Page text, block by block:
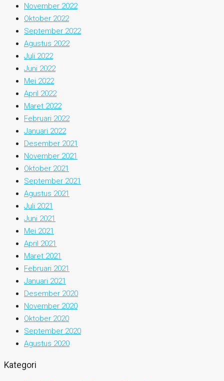
November 2022
Oktober 2022
September 2022
Agustus 2022
Juli 2022
Juni 2022
Mei 2022
April 2022
Maret 2022
Februari 2022
Januari 2022
Desember 2021
November 2021
Oktober 2021
September 2021
Agustus 2021
Juli 2021
Juni 2021
Mei 2021
April 2021
Maret 2021
Februari 2021
Januari 2021
Desember 2020
November 2020
Oktober 2020
September 2020
Agustus 2020
Kategori